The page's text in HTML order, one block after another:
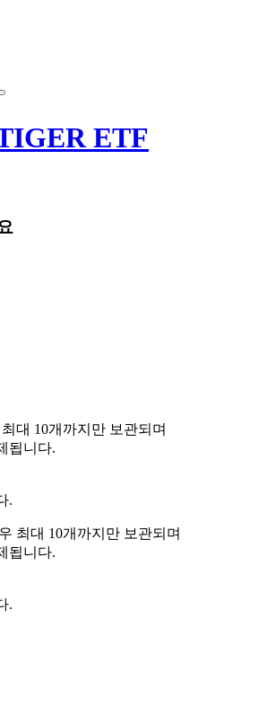
ETF
대 10개까지만 보관되며
됩니다.
.
최대 10개까지만 보관되며
됩니다.
.